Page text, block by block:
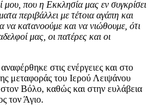
μου, που η Εκκλησία μας εν συγκρίσει
περιβάλλει με τέτοια αγάπη και
να κατανοούμε και να νιώθουμε, ότι
μας, οι πατέρες και οι
στις ενέργειες και στο
μεταφοράς του Ιερού Λειψάνου
Βόλο, καθώς και στην ευλάβεια
τον Άγιο.